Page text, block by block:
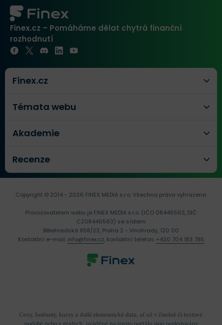
Finex.cz – Pomáháme dělat chytrá finanční
rozhodnutí
Finex.cz
Témata webu
Akademie
Recenze
Ceny, hodnoty, kurzy a další ekonomická data, ať už v číselné či textové
podobě nebo v grafech, uváděné na tomto portálu jsou poskytovány
Copyright © 2014 - 2026 FINEX MEDIA s.r.o.Všechna práva vyhrazena.
Provozovatelem webu je FINEX MEDIA s.r.o. (IČO 08446563, DIČ
CZ08446563) se sídlem
Bělehradská 858/23, Praha 2 - Vinohrady, 120 00
Kontaktní e-mail: info@finex.cz, kontaktní telefon: +420 704 183 785